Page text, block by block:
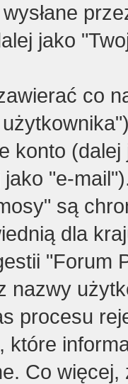
jako
co
konto
"e-
są
dla
"Forum
nazwy
procesu
które
Co